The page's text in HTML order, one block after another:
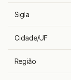
Sigla
Cidade/UF
Região